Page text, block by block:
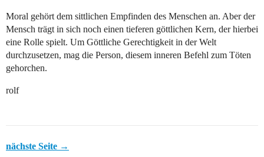
Moral gehört dem sittlichen Empfinden des Menschen an. Aber der
Mensch trägt in sich noch einen tieferen göttlichen Kern, der hierbei
eine Rolle spielt. Um Göttliche Gerechtigkeit in der Welt
durchzusetzen, mag die Person, diesem inneren Befehl zum Töten
gehorchen.
rolf
nächste Seite →